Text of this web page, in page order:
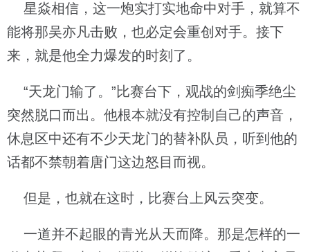
星焱相信，这一炮实打实地命中对手，就算不
能将那吴亦凡击败，也必定会重创对手。接下
来，就是他全力爆发的时刻了。
“天龙门输了。”比赛台下，观战的剑痴季绝尘
突然脱口而出。他根本就没有控制自己的声音，
休息区中还有不少天龙门的替补队员，听到他的
话都不禁朝着唐门这边怒目而视。
但是，也就在这时，比赛台上风云突变。
一道并不起眼的青光从天而降。那是怎样的一